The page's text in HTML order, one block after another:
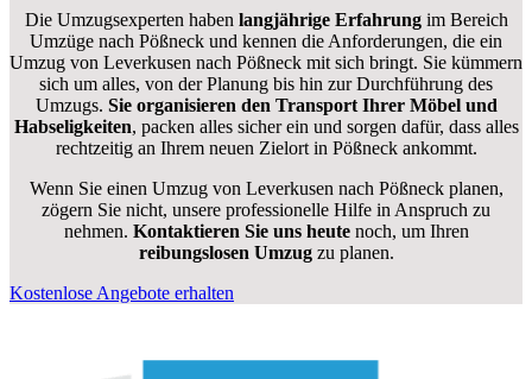
Die Umzugsexperten haben langjährige Erfahrungim Bereich
Umzüge nach Pößneck und kennen die Anforderungen, die ein
Umzug von Leverkusen nach Pößneck mit sich bringt. Sie kümmern
sich um alles, von der Planung bis hin zur Durchführung des
Umzugs. Sie organisieren den Transport Ihrer Möbel und
Habseligkeiten, packen alles sicher ein und sorgen dafür, dass alles
rechtzeitig an Ihrem neuen Zielort in Pößneck ankommt.
Wenn Sie einen Umzug von Leverkusen nach Pößneck planen,
zögern Sie nicht, unsere professionelle Hilfe in Anspruch zu
nehmen. Kontaktieren Sie uns heutenoch, um Ihren
reibungslosen Umzugzu planen.
Kostenlose Angebote erhalten